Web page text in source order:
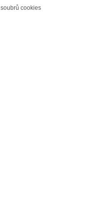
cookies